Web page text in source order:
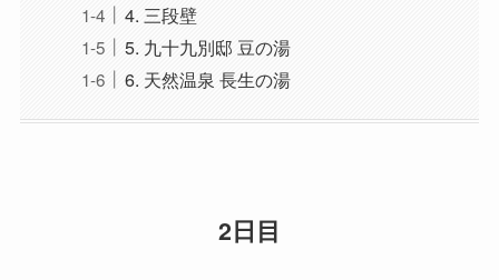
4. 三段壁
5. 九十九別邸 豆の湯
6. 天然温泉 長生の湯
2日目